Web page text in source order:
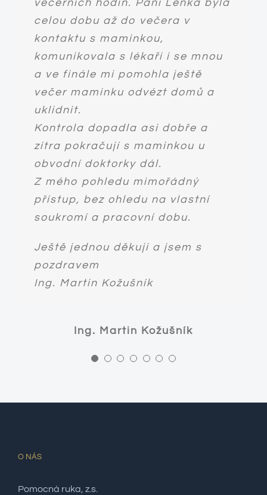
večerních hodin. Paní Lenka byla
celou dobu až do večera v
kontaktu s maminkou,
komunikovala s lékaři i se mnou
a ve finále mi pomohla ještě
večer maminku odvézt domů a
uklidnit.
Kontrola dopadla asi dobře a
zítra pokračují s maminkou u
obvodní doktorky dál.
Z mého pohledu mimořádný
přístup, bez ohledu na vlastní
soukromí a pracovní dobu.
Ještě jednou děkuji a jsem s
pozdravem
Ing. Martin Kožušník
Ing. Martin Kožušník
Slova nemohou vyjádřit to, co
pro nás služby poskytované Vaší
organizací znamenaly. Bez Vás
by jsme to určitě nezvládli.
Syn Adam Aleš
Aleš Adam
poděkování za obětavou péči mé
osoby, je velice milá, vstřícná,
trpělivá, obětavá, snaží se mi
vyhovět ve všem, jen abych byla
spokojená a navodit dobrou
náladu. Je velice šikovná a
praktický mi vede domácnost.
Ještě jednou děkuji!
Zdraví Vás Vaše klientka.
Stanislava Fialová.“
Stanislava Fialová
poskytujete, tak mi všichni
závidí. Nevím moc o jiném městě,
kde by to tak fungovalo a seniory
máme všichni doma. Společnost
asistentky mojí mámě nesmírně
zpříjemnila a usnadnila poslední
rok života a mne zajistila jistotu,
že je vše v pořádku.,,
Ing. Zuzana Křikavová
O NÁS
Pomocná ruka, z.s.